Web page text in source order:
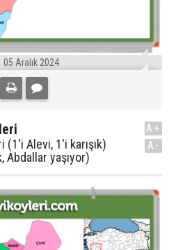
05 Aralık 2024
Alevi, 1'i karışık)
Abdallar yaşıyor)
A+
A-